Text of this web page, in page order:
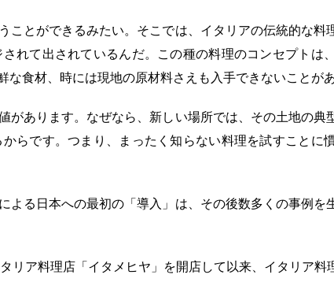
とができるみたい。そこでは、イタリアの伝統的な料
れて出されているんだ。この種の料理のコンセプトは
食材、時には現地の原材料さえも入手できないことが
あります。なぜなら、新しい場所では、その土地の典
らです。つまり、まったく知らない料理を試すことに
よる日本への最初の「導入」は、その後数多くの事例を
リア料理店「イタメヒヤ」を開店して以来、イタリア料